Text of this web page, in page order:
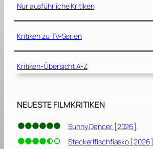
v
e
[
1
8
Nur ausführliche Kritiken
Kritiken zu TV-Serien
Kritiken-Übersicht A-Z
NEUESTE FILMKRITIKEN
Sunny Dancer [2026]
Steckerlfischfiasko [2026]